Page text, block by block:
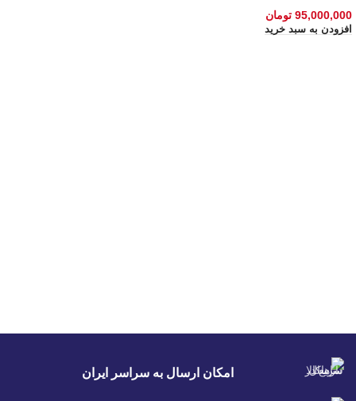
95,000,000 تومان
افزودن به سبد خرید
امکان ارسال به سراسر ایران